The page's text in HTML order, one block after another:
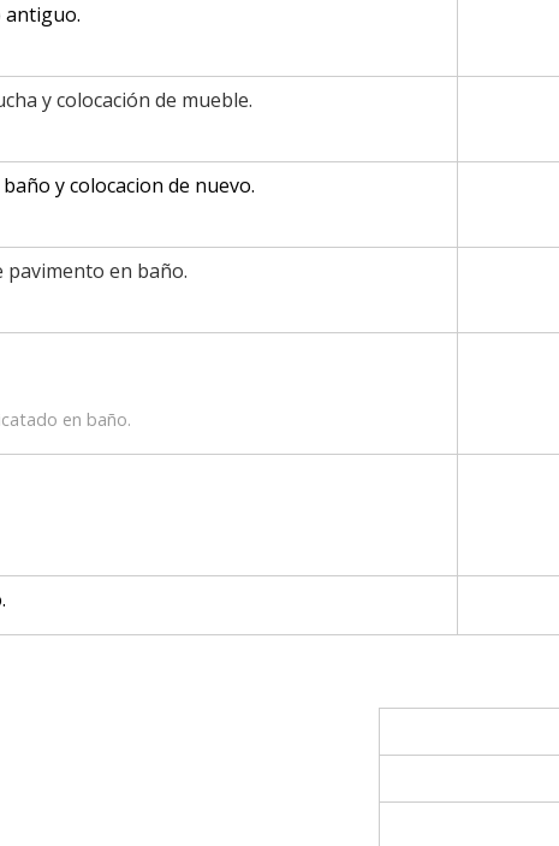
antiguo.
y colocación de mueble.
y colocacion de nuevo.
pavimento en baño.
en baño.